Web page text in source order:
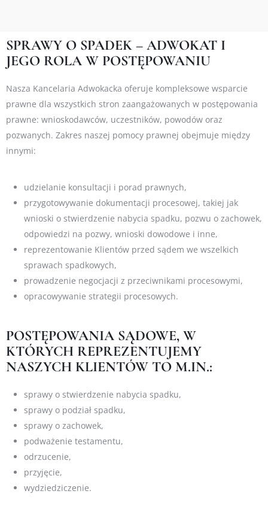
SPRAWY O SPADEK – ADWOKAT I
JEGO ROLA W POSTĘPOWANIU
Nasza Kancelaria Adwokacka oferuje kompleksowe wsparcie
prawne dla wszystkich stron zaangażowanych w postępowania
prawne: wnioskodawców, uczestników, powodów oraz
pozwanych. Zakres naszej pomocy prawnej obejmuje między
innymi:
udzielanie konsultacji i porad prawnych,
przygotowywanie dokumentacji procesowej, takiej jak
wnioski o stwierdzenie nabycia spadku, pozwu o zachowek,
odpowiedzi na pozwy, wnioski dowodowe i inne,
reprezentowanie Klientów przed sądem we wszelkich
sprawach spadkowych,
prowadzenie negocjacji z przeciwnikami procesowymi,
opracowywanie strategii procesowych.
POSTĘPOWANIA SĄDOWE, W
KTÓRYCH REPREZENTUJEMY
NASZYCH KLIENTÓW TO M.IN.:
sprawy o stwierdzenie nabycia spadku,
sprawy o podział spadku,
sprawy o zachowek,
podważenie testamentu,
odrzucenie,
przyjęcie,
wydziedziczenie.